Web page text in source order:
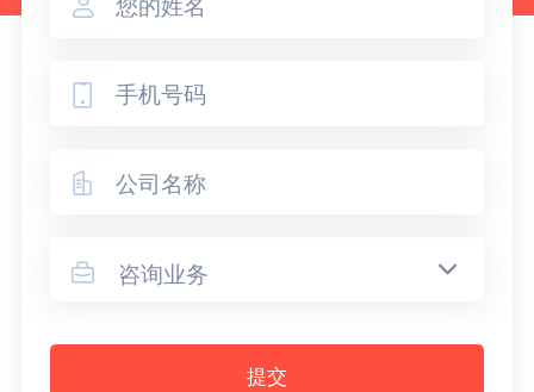



 咨询业务
提交